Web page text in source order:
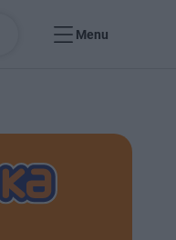
Menu